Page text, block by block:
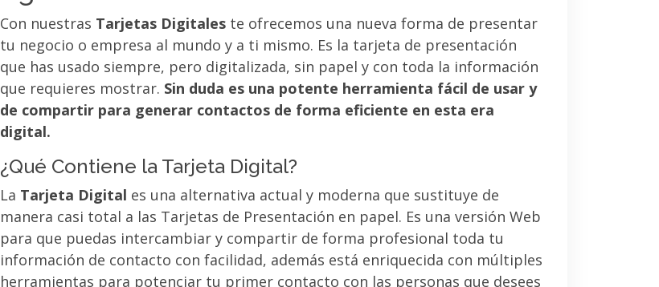
Con nuestras Tarjetas Digitales te ofrecemos una nueva forma de presentar
tu negocio o empresa al mundo y a ti mismo. Es la tarjeta de presentación
que has usado siempre, pero digitalizada, sin papel y con toda la información
que requieres mostrar. Sin duda es una potente herramienta fácil de usar y
de compartir para generar contactos de forma eficiente en esta era
digital.
¿Qué Contiene la Tarjeta Digital?
La Tarjeta Digital es una alternativa actual y moderna que sustituye de
manera casi total a las Tarjetas de Presentación en papel. Es una versión Web
para que puedas intercambiar y compartir de forma profesional toda tu
información de contacto con facilidad, además está enriquecida con múltiples
herramientas para potenciar tu primer contacto con las personas que desees